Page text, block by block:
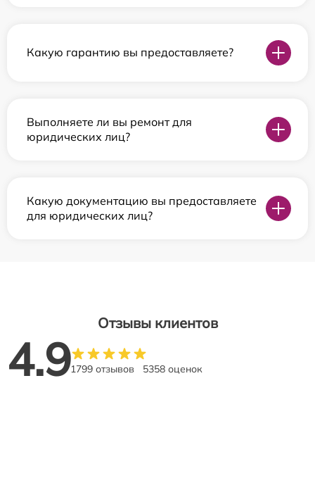
Какую гарантию вы предоставляете?
Выполняете ли вы ремонт для
юридических лиц?
Какую документацию вы предоставляете
для юридических лиц?
Отзывы клиентов
4.91799 отзывов 5358 оценок